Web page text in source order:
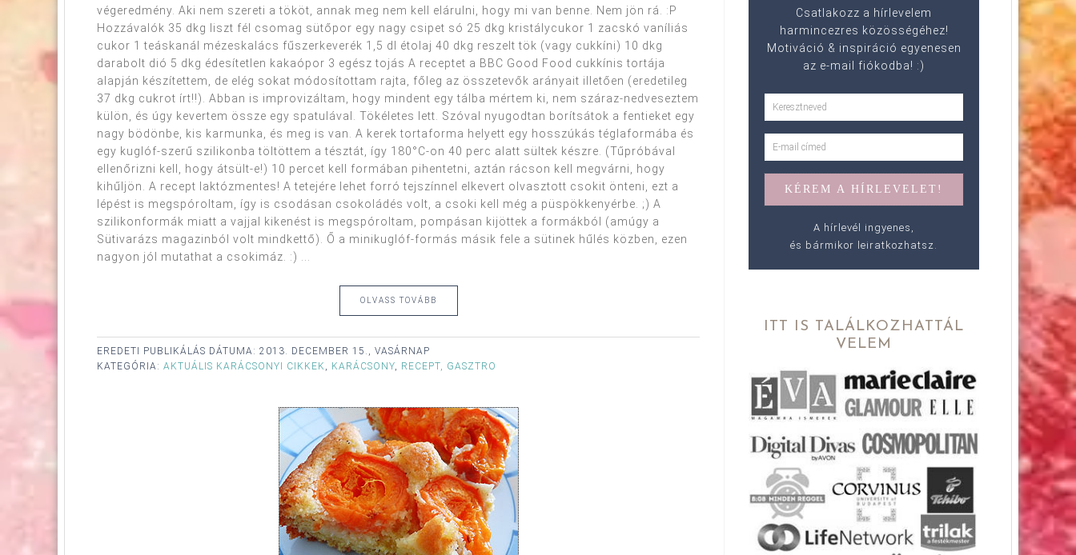
végeredmény. Aki nem szereti a tököt, annak meg nem kell elárulni, hogy mi van benne. Nem jön rá. :P
Hozzávalók 35 dkg liszt fél csomag sütőpor egy nagy csipet só 25 dkg kristálycukor 1 zacskó vaníliás
cukor 1 teáskanál mézeskalács fűszerkeverék 1,5 dl étolaj 40 dkg reszelt tök (vagy cukkíni) 10 dkg
darabolt dió 5 dkg édesítetlen kakaópor 3 egész tojás A receptet a BBC Good Food cukkínis tortája
alapján készítettem, de elég sokat módosítottam rajta, főleg az összetevők arányait illetően (eredetileg
37 dkg cukrot írt!!). Abban is improvizáltam, hogy mindent egy tálba mértem ki, nem száraz-nedveseztem
külön, és úgy kevertem össze egy spatulával. Tökéletes lett. Szóval nyugodtan borítsátok a fentieket egy
nagy bödönbe, kis karmunka, és meg is van. A kerek tortaforma helyett egy hosszúkás téglaformába és
egy kuglóf-szerű szilikonba töltöttem a tésztát, így 180°C-on 40 perc alatt sültek készre. (Tűpróbával
ellenőrizni kell, hogy átsült-e!) 10 percet kell formában pihentetni, aztán rácson kell megvárni, hogy
kihűljön. A recept laktózmentes! A tetejére lehet forró tejszínnel elkevert olvasztott csokit önteni, ezt a
lépést is megspóroltam, így is csodásan csokoládés volt, a csoki kell még a püspökkenyérbe. ;) A
szilikonformák miatt a vajjal kikenést is megspóroltam, pompásan kijöttek a formákból (amúgy a
Sütivarázs magazinból volt mindkettő). Ő a minikuglóf-formás másik fele a sütinek hűlés közben, ezen
nagyon jól mutathat a csokimáz. :) ...
OLVASS TOVÁBB
EREDETI PUBLIKÁLÁS DÁTUMA: 2013. DECEMBER 15., VASÁRNAP
KATEGÓRIA: AKTUÁLIS KARÁCSONYI CIKKEK , KARÁCSONY, RECEPT, GASZTRO
Csatlakozz a hírlevelem
harmincezres közösségéhez!
Motiváció & inspiráció egyenesen
az e-mail fiókodba! :)
A hírlevél ingyenes,
és bármikor leiratkozhatsz.
ITT IS TALÁLKOZHATTÁL
VELEM